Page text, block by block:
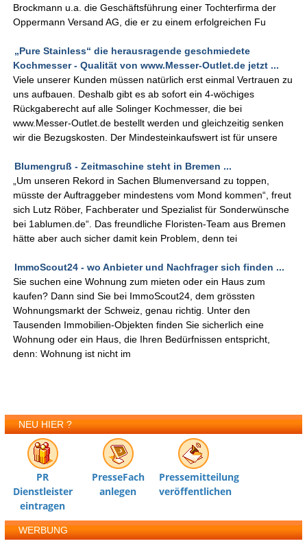
Brockmann u.a. die Geschäftsführung einer Tochterfirma der
Oppermann Versand AG, die er zu einem erfolgreichen Fu
„Pure Stainless“ die herausragende geschmiedete
Kochmesser - Qualität von www.Messer-Outlet.de jetzt ...
Viele unserer Kunden müssen natürlich erst einmal Vertrauen zu
uns aufbauen. Deshalb gibt es ab sofort ein 4-wöchiges
Rückgaberecht auf alle Solinger Kochmesser, die bei
www.Messer-Outlet.de bestellt werden und gleichzeitig senken
wir die Bezugskosten. Der Mindesteinkaufswert ist für unsere
Blumengruß - Zeitmaschine steht in Bremen ...
„Um unseren Rekord in Sachen Blumenversand zu toppen,
müsste der Auftraggeber mindestens vom Mond kommen“, freut
sich Lutz Röber, Fachberater und Spezialist für Sonderwünsche
bei 1ablumen.de“. Das freundliche Floristen-Team aus Bremen
hätte aber auch sicher damit kein Problem, denn tei
ImmoScout24 - wo Anbieter und Nachfrager sich finden ...
Sie suchen eine Wohnung zum mieten oder ein Haus zum
kaufen? Dann sind Sie bei ImmoScout24, dem grössten
Wohnungsmarkt der Schweiz, genau richtig. Unter den
Tausenden Immobilien-Objekten finden Sie sicherlich eine
Wohnung oder ein Haus, die Ihren Bedürfnissen entspricht,
denn: Wohnung ist nicht im
NEU HIER ?
PR
Dienstleister
eintragen
PresseFach
anlegen
Pressemitteilung
veröffentlichen
WERBUNG